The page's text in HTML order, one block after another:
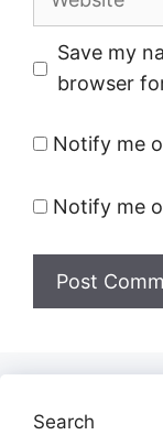
Save my
browser
Notify me
Notify me
Search